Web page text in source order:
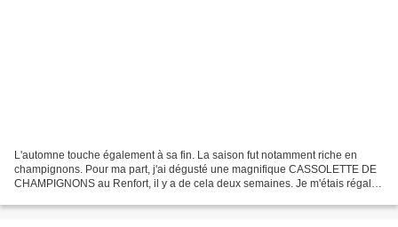
L'automne touche également à sa fin. La saison fut notamment riche en
champignons. Pour ma part, j'ai dégusté une magnifique CASSOLETTE DE
CHAMPIGNONS au Renfort, il y a de cela deux semaines. Je m'étais régalé,